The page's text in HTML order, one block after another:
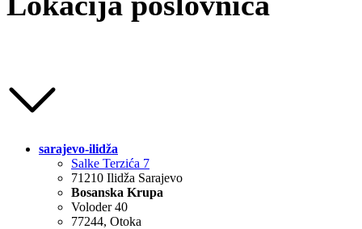
sarajevo-ilidža
Salke Terzića 7
71210 Ilidža Sarajevo
Bosanska Krupa
Voloder 40
77244, Otoka